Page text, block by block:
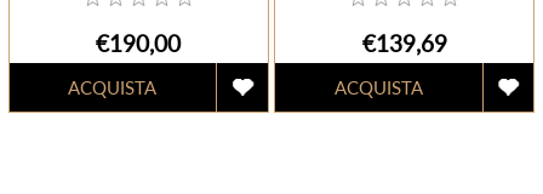
€190,00 €139,69